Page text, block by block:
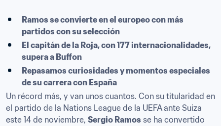
Ramos se convierte en el europeo con más
partidos con su selección
El capitán de la Roja, con 177 internacionalidades,
supera a Buffon
Repasamos curiosidades y momentos especiales
de su carrera con España
Un récord más, y van unos cuantos. Con su titularidad en
el partido de la Nations League de la UEFA ante Suiza
este 14 de noviembre, Sergio Ramos se ha convertido